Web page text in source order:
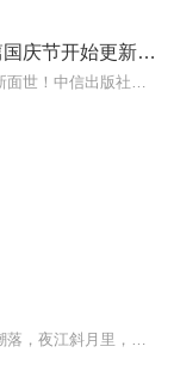
小猪屏蓬十二生肖神8 羊神篇国庆节开始更新啦！